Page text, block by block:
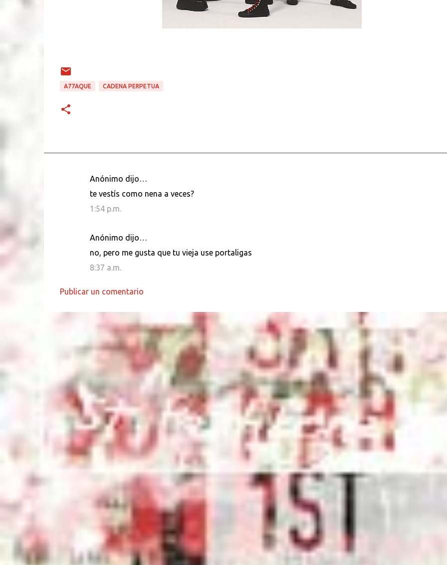
A77AQUE CADENA PERPETUA
i
o
Anónimo dijo…
te vestís como nena a veces?
1:54 p.m.
Anónimo dijo…
no, pero me gusta que tu vieja use portaligas
8:37 a.m.
Publicar un comentario